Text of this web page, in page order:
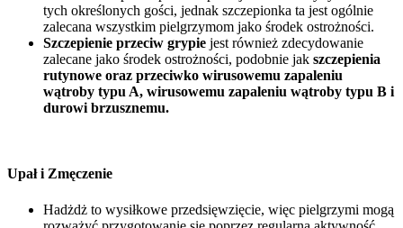
tych określonych gości, jednak szczepionka ta jest ogólnie
zalecana wszystkim pielgrzymom jako środek ostrożności.
Szczepienie przeciw grypie jest również zdecydowanie
zalecane jako środek ostrożności, podobnie jak szczepienia
rutynowe oraz przeciwko wirusowemu zapaleniu
wątroby typu A, wirusowemu zapaleniu wątroby typu B i
durowi brzusznemu.
Upał i Zmęczenie
Hadżdż to wysiłkowe przedsięwzięcie, więc pielgrzymi mogą